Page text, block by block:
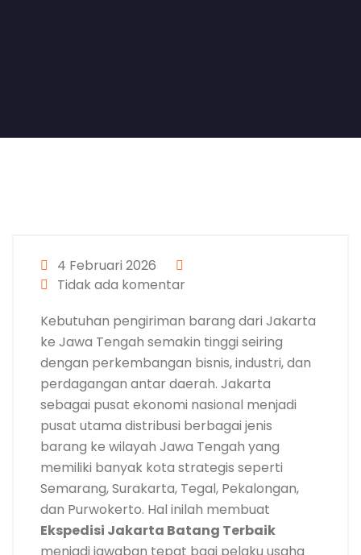
4 Februari 2026
Tidak ada komentar
Kebutuhan pengiriman barang dari Jakarta
ke Jawa Tengah semakin tinggi seiring
dengan perkembangan bisnis, industri, dan
perdagangan antar daerah. Jakarta
sebagai pusat ekonomi nasional menjadi
pusat utama distribusi berbagai jenis
barang ke wilayah Jawa Tengah yang
memiliki banyak kota strategis seperti
Semarang, Surakarta, Tegal, Pekalongan,
dan Purwokerto. Hal inilah membuat
Ekspedisi Jakarta Batang Terbaik